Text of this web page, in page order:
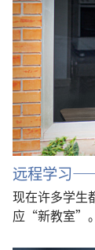
远程学习
现在许多学生
应“新教室”。